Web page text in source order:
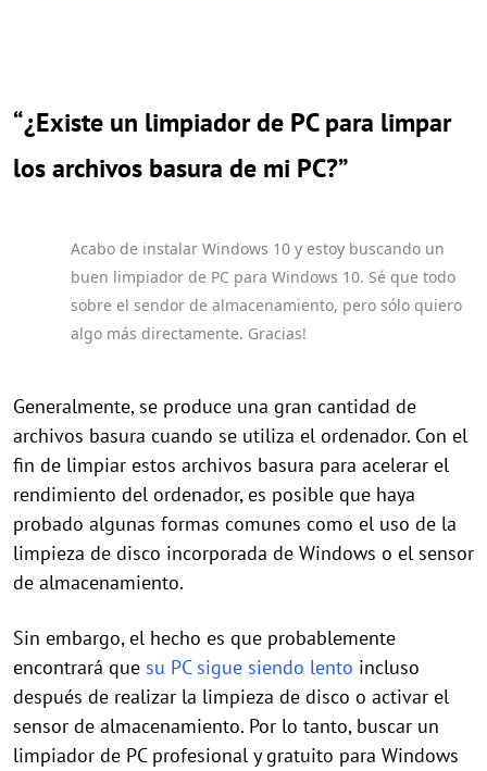
“¿Existe un limpiador de PC para limpar
los archivos basura de mi PC?”
Acabo de instalar Windows 10 y estoy buscando un
buen limpiador de PC para Windows 10. Sé que todo
sobre el sendor de almacenamiento, pero sólo quiero
algo más directamente. Gracias!
Generalmente, se produce una gran cantidad de
archivos basura cuando se utiliza el ordenador. Con el
fin de limpiar estos archivos basura para acelerar el
rendimiento del ordenador, es posible que haya
probado algunas formas comunes como el uso de la
limpieza de disco incorporada de Windows o el sensor
de almacenamiento.
Sin embargo, el hecho es que probablemente
encontrará que su PC sigue siendo lento incluso
después de realizar la limpieza de disco o activar el
sensor de almacenamiento. Por lo tanto, buscar un
limpiador de PC profesional y gratuito para Windows